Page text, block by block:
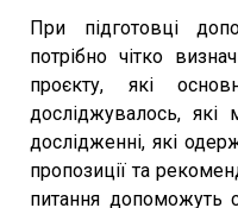
При підготовці
потрібно чітко
проєкту, які
досліджувалось, які
дослідженні, які
пропозиції та
питання допоможуть